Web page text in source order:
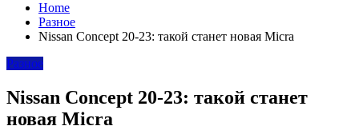
Home
Разное
Nissan Concept 20-23: такой станет новая Micra
Разное
Nissan Concept 20-23: такой станет
новая Micra